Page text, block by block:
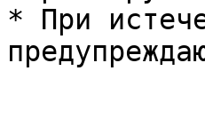
* При